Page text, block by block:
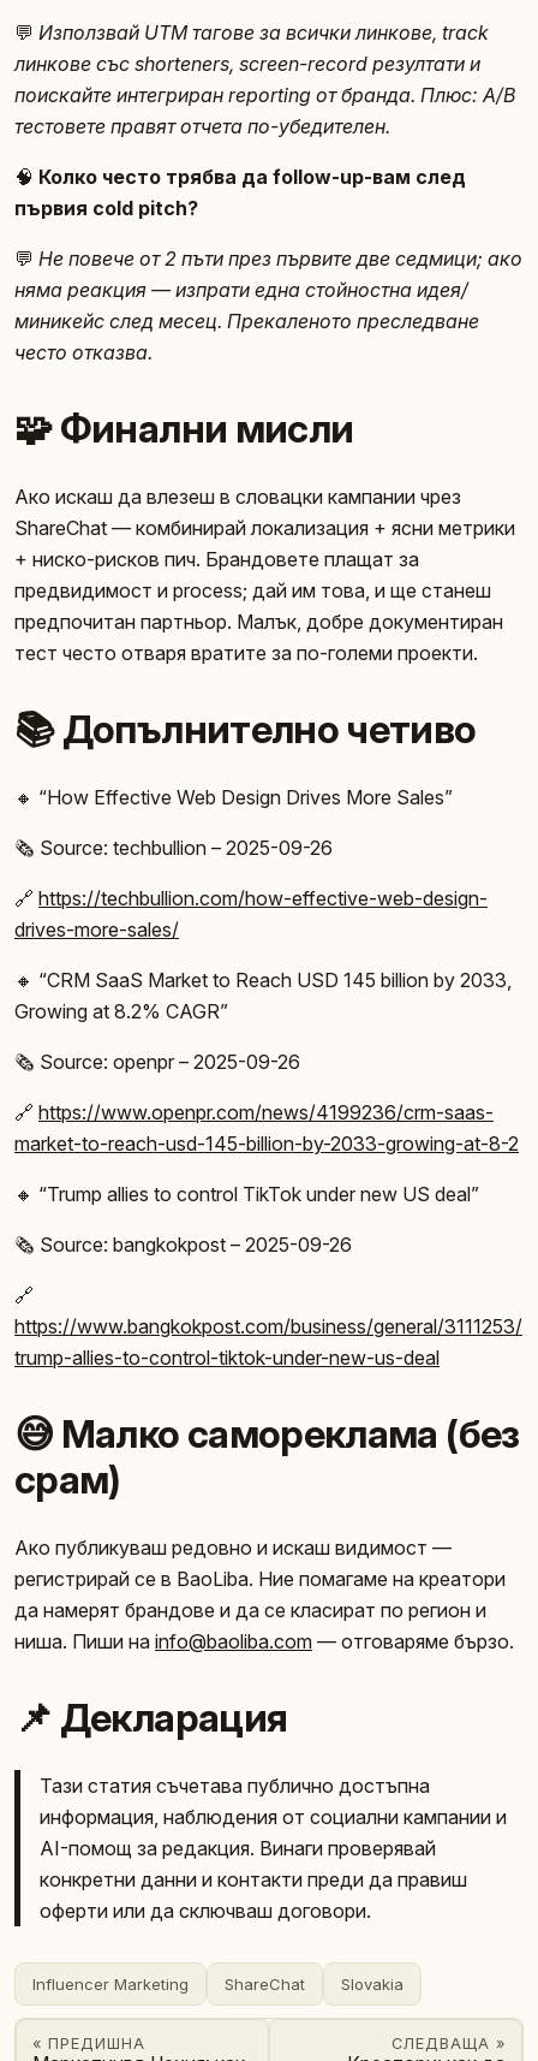
💬 Използвай UTM тагове за всички линкове, track
линкове със shorteners, screen-record резултати и
поискайте интегриран reporting от бранда. Плюс: A/B
тестовете правят отчета по-убедителен.
🧠 Колко често трябва да follow-up-вам след
първия cold pitch?
💬 Не повече от 2 пъти през първите две седмици; ако
няма реакция — изпрати една стойностна идея/
миникейс след месец. Прекаленото преследване
често отказва.
🧩 Финални мисли
Ако искаш да влезеш в словацки кампании чрез
ShareChat — комбинирай локализация + ясни метрики
+ ниско-рисков пич. Брандовете плащат за
предвидимост и process; дай им това, и ще станеш
предпочитан партньор. Малък, добре документиран
тест често отваря вратите за по-големи проекти.
📚 Допълнително четиво
🔸 “How Effective Web Design Drives More Sales”
🗞️ Source: techbullion – 2025-09-26
🔗 https://techbullion.com/how-effective-web-design-
drives-more-sales/
🔸 “CRM SaaS Market to Reach USD 145 billion by 2033,
Growing at 8.2% CAGR”
🗞️ Source: openpr – 2025-09-26
🔗 https://www.openpr.com/news/4199236/crm-saas-
market-to-reach-usd-145-billion-by-2033-growing-at-8-2
🔸 “Trump allies to control TikTok under new US deal”
🗞️ Source: bangkokpost – 2025-09-26
🔗
https://www.bangkokpost.com/business/general/3111253/
trump-allies-to-control-tiktok-under-new-us-deal
😅 Малко самореклама (без
срам)
Ако публикуваш редовно и искаш видимост —
регистрирай се в BaoLiba. Ние помагаме на креатори
да намерят брандове и да се класират по регион и
ниша. Пиши на info@baoliba.com — отговаряме бързо.
📌 Декларация
Тази статия съчетава публично достъпна
информация, наблюдения от социални кампании и
AI-помощ за редакция. Винаги проверявай
конкретни данни и контакти преди да правиш
оферти или да сключваш договори.
Influencer Marketing ShareChat Slovakia
« ПРЕДИШНА СЛЕДВАЩА »